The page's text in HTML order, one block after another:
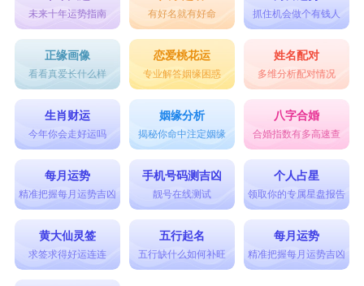
未来十年运势指南 有好名就有好命 抓住机会做个有钱人
正缘画像
看看真爱长什么样
恋爱桃花运
专业解答姻缘困惑
姓名配对
多维分析配对情况
生肖财运
今年你会走好运吗
姻缘分析
揭秘你命中注定姻缘
八字合婚
合婚指数有多高速查
每月运势
精准把握每月运势吉凶
手机号码测吉凶
靓号在线测试
个人占星
领取你的专属星盘报告
黄大仙灵签
求签求得好运连连
五行起名
五行缺什么如何补旺
每月运势
精准把握每月运势吉凶